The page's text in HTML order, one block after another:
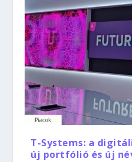
T-Systems: a
új portfólió és új